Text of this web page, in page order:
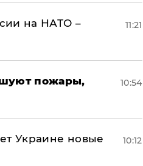
на НАТО –
11:21
пожары,
10:54
Украине новые
10:12